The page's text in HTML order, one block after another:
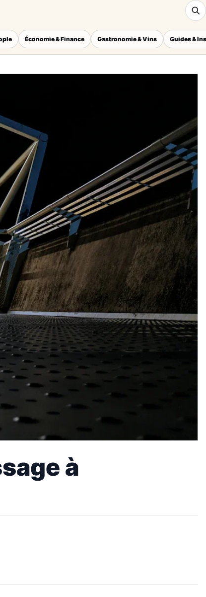
Économie & Finance Gastronomie & Vins Guides &
à